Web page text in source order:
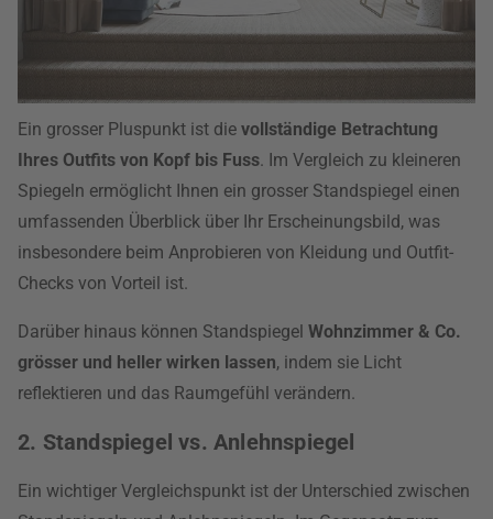
Ein grosser Pluspunkt ist die vollständige Betrachtung
Ihres Outfits von Kopf bis Fuss. Im Vergleich zu kleineren
Spiegeln ermöglicht Ihnen ein grosser Standspiegel einen
umfassenden Überblick über Ihr Erscheinungsbild, was
insbesondere beim Anprobieren von Kleidung und Outfit-
Checks von Vorteil ist.
Darüber hinaus können Standspiegel Wohnzimmer & Co.
grösser und heller wirken lassen, indem sie Licht
reflektieren und das Raumgefühl verändern.
2. Standspiegel vs. Anlehnspiegel
Ein wichtiger Vergleichspunkt ist der Unterschied zwischen